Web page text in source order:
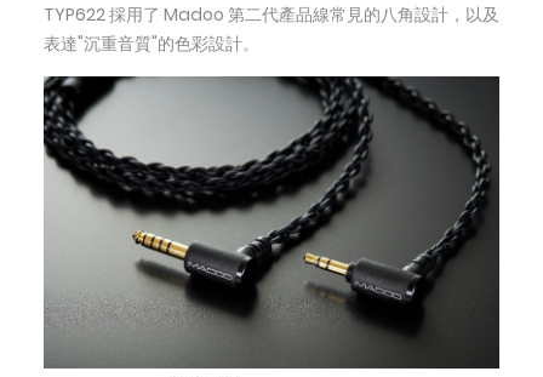
TYP622 採用了 Madoo 第二代產品線常見的八角設計，以及
表達"沉重音質"的色彩設計。